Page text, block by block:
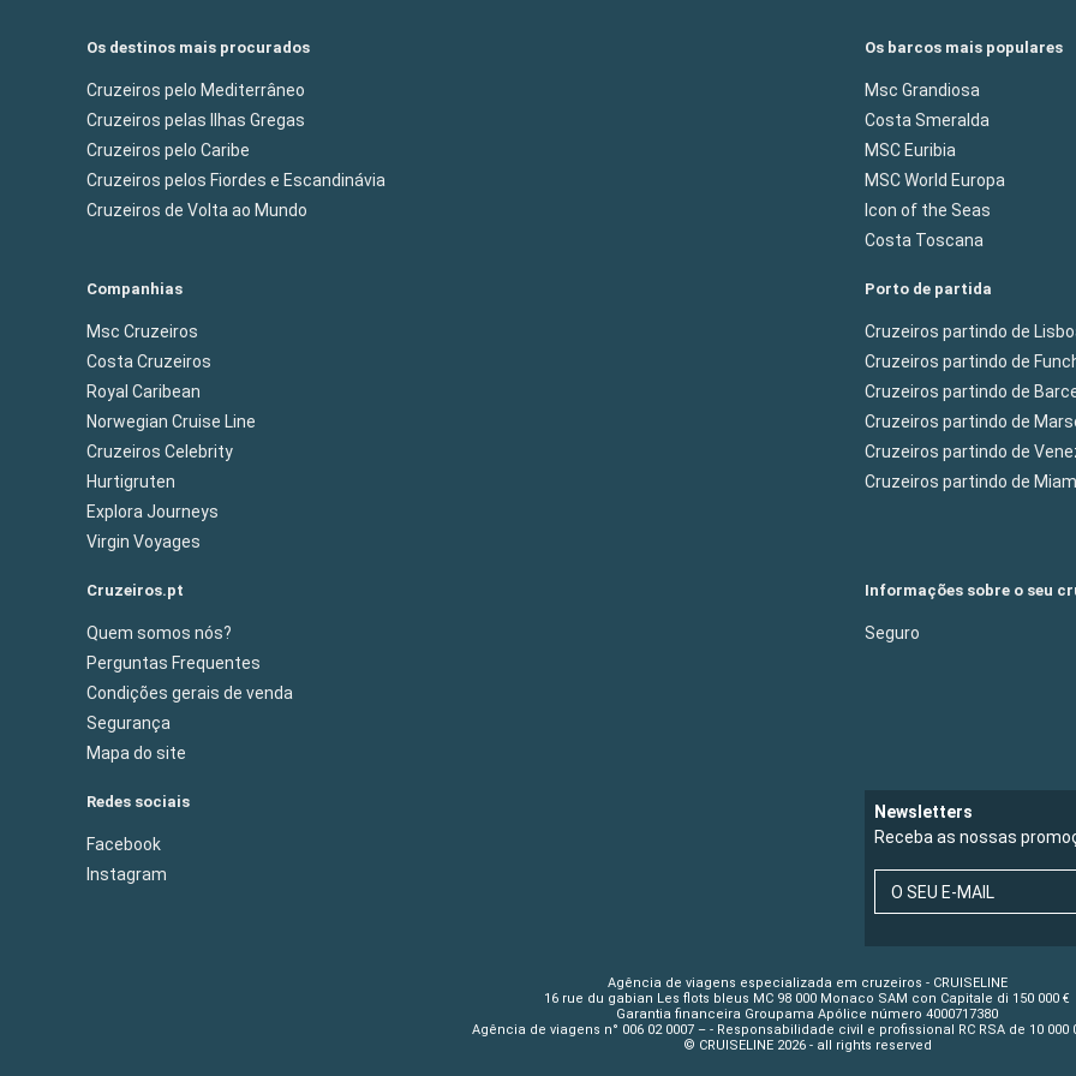
Os destinos mais procurados
Cruzeiros pelo Mediterrâneo
Cruzeiros pelas Ilhas Gregas
Cruzeiros pelo Caribe
Cruzeiros pelos Fiordes e Escandinávia
Cruzeiros de Volta ao Mundo
Os barcos mais populares
Msc Grandiosa
Costa Smeralda
MSC Euribia
MSC World Europa
Icon of the Seas
Costa Toscana
Companhias
Msc Cruzeiros
Costa Cruzeiros
Royal Caribean
Norwegian Cruise Line
Cruzeiros Celebrity
Hurtigruten
Explora Journeys
Virgin Voyages
Porto de partida
Cruzeiros partindo de
Cruzeiros partindo de
Cruzeiros partindo de
Cruzeiros partindo de
Cruzeiros partindo de
Cruzeiros partindo de Miam
Cruzeiros.pt
Quem somos nós?
Perguntas Frequentes
Condições gerais de venda
Segurança
Mapa do site
Informações sobre o seu
Seguro
Redes sociais
Facebook
Instagram
Newsletters
Receba as nossas
O SEU E-MAIL
Agência de viagens especializada em cruzeiros - CRUISELINE
16 rue du gabian Les flots bleus MC 98 000 Monaco SAM con Capitale di 150 000 €
Garantia financeira Groupama Apólice número 4000717380
Agência de viagens n° 006 02 0007 – - Responsabilidade civil e profissional RC RSA de 10 000
© CRUISELINE 2026 - all rights reserved